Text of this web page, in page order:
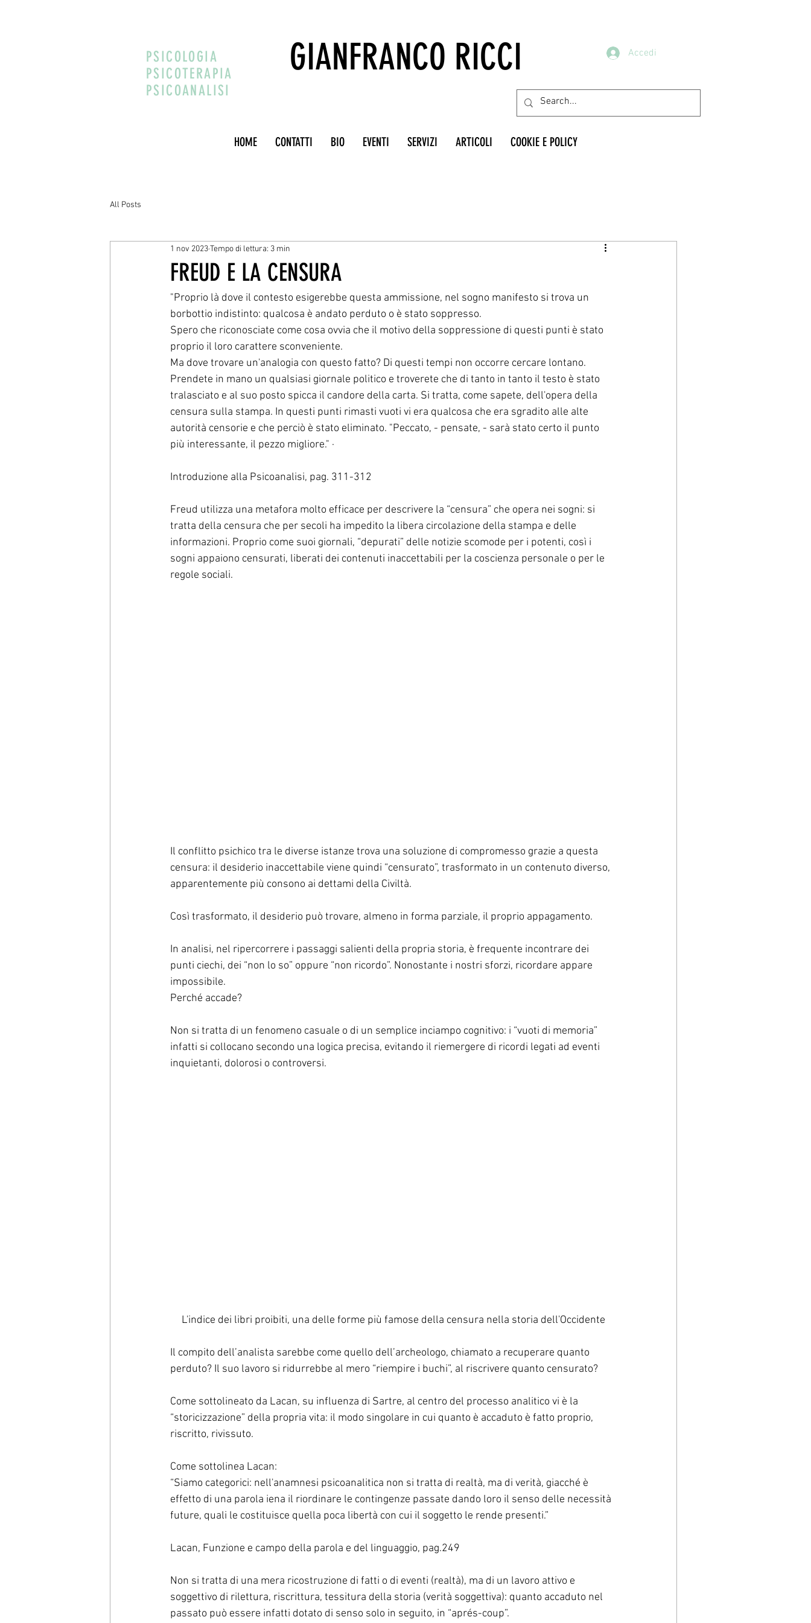
PSICOLOGIA
PSICOTERAPIA
PSICOANALISI
GIANFRANCO RICCI Accedi
HOME CONTATTI BIO EVENTI SERVIZI ARTICOLI COOKIE E POLICY
All Posts
FREUD E LA CENSURA
1 nov 2023Tempo di lettura: 3 min
"Proprio là dove il contesto esigerebbe questa ammissione, nel sogno manifesto si trova un
borbottio indistinto: qualcosa è andato perduto o è stato soppresso.
Spero che riconosciate come cosa ovvia che il motivo della soppressione di questi punti è stato
proprio il loro carattere sconveniente.
Ma dove trovare un'analogia con questo fatto? Di questi tempi non occorre cercare lontano.
Prendete in mano un qualsiasi giornale politico e troverete che di tanto in tanto il testo è stato
tralasciato e al suo posto spicca il candore della carta. Si tratta, come sapete, dell'opera della
censura sulla stampa. In questi punti rimasti vuoti vi era qualcosa che era sgradito alle alte
autorità censorie e che perciò è stato eliminato. "Peccato, - pensate, - sarà stato certo il punto
più interessante, il pezzo migliore." ·
Introduzione alla Psicoanalisi, pag. 311-312
Freud utilizza una metafora molto efficace per descrivere la “censura” che opera nei sogni: si
tratta della censura che per secoli ha impedito la libera circolazione della stampa e delle
informazioni. Proprio come suoi giornali, “depurati” delle notizie scomode per i potenti, così i
sogni appaiono censurati, liberati dei contenuti inaccettabili per la coscienza personale o per le
regole sociali.
Il conflitto psichico tra le diverse istanze trova una soluzione di compromesso grazie a questa
censura: il desiderio inaccettabile viene quindi “censurato”, trasformato in un contenuto diverso,
apparentemente più consono ai dettami della Civiltà.
Così trasformato, il desiderio può trovare, almeno in forma parziale, il proprio appagamento.
In analisi, nel ripercorrere i passaggi salienti della propria storia, è frequente incontrare dei
punti ciechi, dei “non lo so” oppure “non ricordo”. Nonostante i nostri sforzi, ricordare appare
impossibile.
Perché accade?
Non si tratta di un fenomeno casuale o di un semplice inciampo cognitivo: i “vuoti di memoria”
infatti si collocano secondo una logica precisa, evitando il riemergere di ricordi legati ad eventi
inquietanti, dolorosi o controversi.
L'indice dei libri proibiti, una delle forme più famose della censura nella storia dell'Occidente
Il compito dell’analista sarebbe come quello dell’archeologo, chiamato a recuperare quanto
perduto? Il suo lavoro si ridurrebbe al mero “riempire i buchi”, al riscrivere quanto censurato?
Come sottolineato da Lacan, su influenza di Sartre, al centro del processo analitico vi è la
“storicizzazione” della propria vita: il modo singolare in cui quanto è accaduto è fatto proprio,
riscritto, rivissuto.
Come sottolinea Lacan:
“Siamo categorici: nell'anamnesi psicoanalitica non si tratta di realtà, ma di verità, giacché è
effetto di una parola iena il riordinare le contingenze passate dando loro il senso delle necessità
future, quali le costituisce quella poca libertà con cui il soggetto le rende presenti.”
Lacan, Funzione e campo della parola e del linguaggio, pag.249
Non si tratta di una mera ricostruzione di fatti o di eventi (realtà), ma di un lavoro attivo e
soggettivo di rilettura, riscrittura, tessitura della storia (verità soggettiva): quanto accaduto nel
passato può essere infatti dotato di senso solo in seguito, in “aprés-coup”.